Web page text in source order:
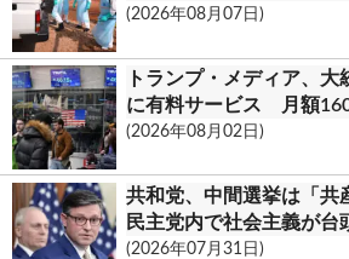
.
m
(2026年08月07日)
トランプ・メディア、大
に有料サービス 月額
(2026年08月02日)
共和党、中間選挙は「
民主党内で社会主義が台
(2026年07月31日)